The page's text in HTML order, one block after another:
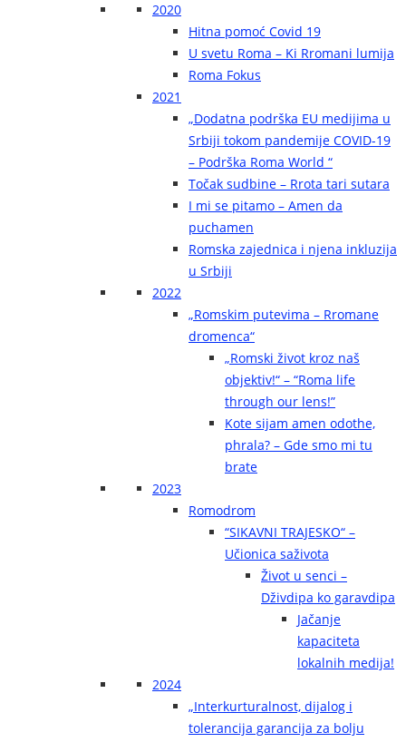
2020
Hitna pomoć Covid 19
U svetu Roma – Ki Rromani lumija
Roma Fokus
2021
„Dodatna podrška EU medijima u
Srbiji tokom pandemije COVID-19
– Podrška Roma World “
Točak sudbine – Rrota tari sutara
I mi se pitamo – Amen da
puchamen
Romska zajednica i njena inkluzija
u Srbiji
2022
„Romskim putevima – Rromane
dromenca“
„Romski život kroz naš
objektiv!“ – “Roma life
through our lens!”
Kote sijam amen odothe,
phrala? – Gde smo mi tu
brate
2023
Romodrom
“SIKAVNI TRAJESKO“ –
Učionica saživota
Život u senci –
Dživdipa ko garavdipa
Jačanje
kapaciteta
lokalnih medija!
2024
„Interkurturalnost, dijalog i
tolerancija garancija za bolju